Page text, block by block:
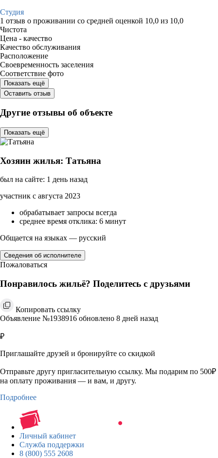
Студия
1 отзыв о проживании со средней оценкой 10,0 из 10,0
Чистота
Цена - качество
Качество обслуживания
Расположение
Своевременность заселения
Соответствие фото
Показать ещё
Оставить отзыв
Другие отзывы об объекте
Показать ещё
Хозяин жилья: Татьяна
был на сайте: 1 день назад
участник с августа 2023
обрабатывает запросы всегда
среднее время отклика: 6 минут
Общается на языках — русский
Сведения об исполнителе
Пожаловаться
Понравилось жильё? Поделитесь с друзьями
Копировать ссылку
Объявление №1938916 обновлено 8 дней назад
₽
Приглашайте друзей и бронируйте со скидкой
Отправьте другу пригласительную ссылку. Мы подарим по 500₽
на оплату проживания — и вам, и другу.
Подробнее
Личный кабинет
Служба поддержки
8 (800) 555 2608